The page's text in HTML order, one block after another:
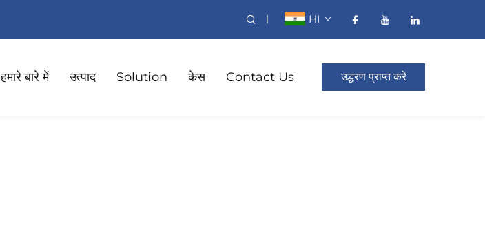
HI
हमारे बारे में उत्पाद Solution केस Contact Us उद्धरण प्राप्त करें